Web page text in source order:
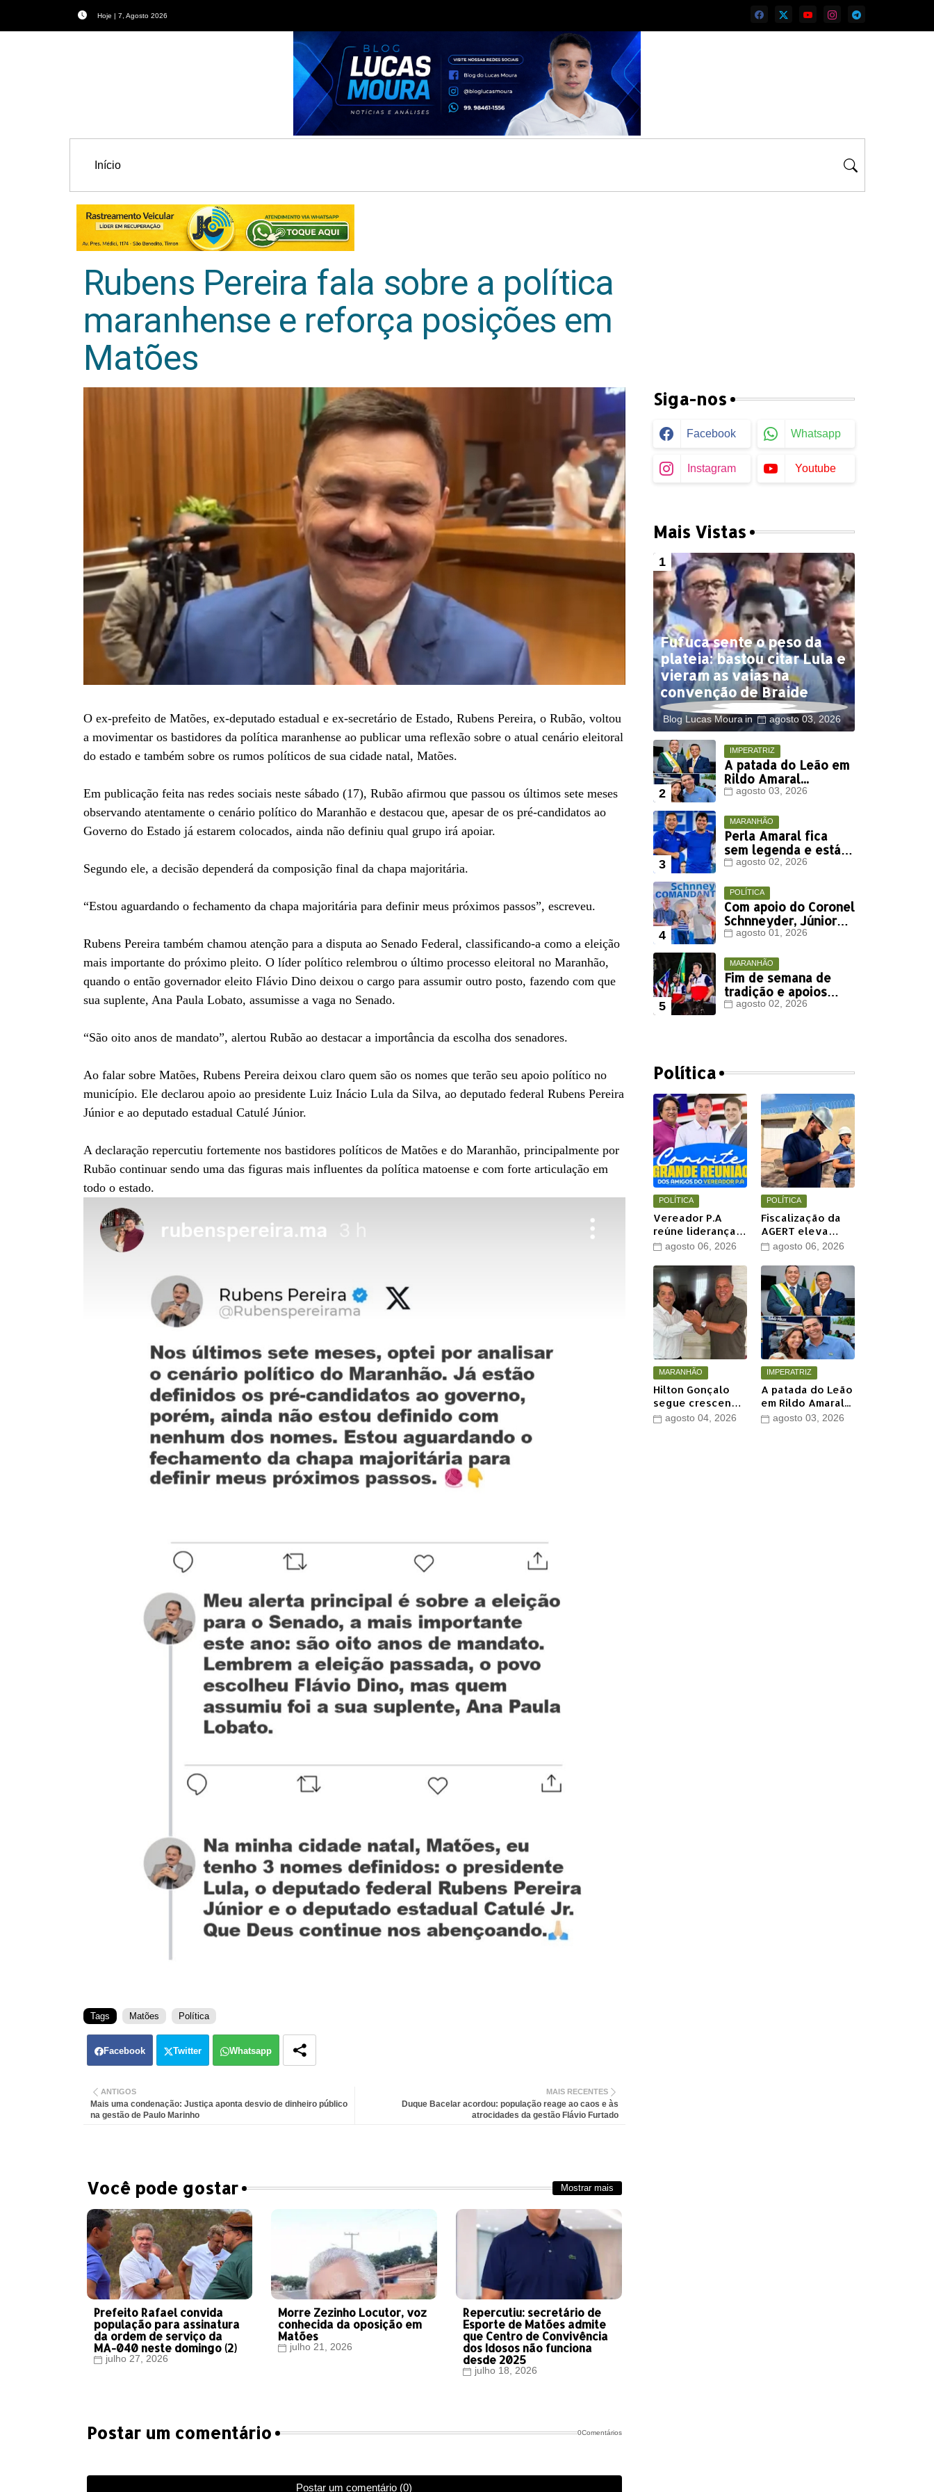
Hoje | 7, Agosto 2026
Início
Rubens Pereira fala sobre a política
maranhense e reforça posições em
Matões
O ex-prefeito de Matões, ex-deputado estadual e ex-secretário de Estado, Rubens Pereira, o Rubão, voltou
a movimentar os bastidores da política maranhense ao publicar uma reflexão sobre o atual cenário eleitoral
do estado e também sobre os rumos políticos de sua cidade natal, Matões.
Em publicação feita nas redes sociais neste sábado (17), Rubão afirmou que passou os últimos sete meses
observando atentamente o cenário político do Maranhão e destacou que, apesar de os pré-candidatos ao
Governo do Estado já estarem colocados, ainda não definiu qual grupo irá apoiar.
Segundo ele, a decisão dependerá da composição final da chapa majoritária.
“Estou aguardando o fechamento da chapa majoritária para definir meus próximos passos”, escreveu.
Rubens Pereira também chamou atenção para a disputa ao Senado Federal, classificando-a como a eleição
mais importante do próximo pleito. O líder político relembrou o último processo eleitoral no Maranhão,
quando o então governador eleito Flávio Dino deixou o cargo para assumir outro posto, fazendo com que
sua suplente, Ana Paula Lobato, assumisse a vaga no Senado.
“São oito anos de mandato”, alertou Rubão ao destacar a importância da escolha dos senadores.
Ao falar sobre Matões, Rubens Pereira deixou claro quem são os nomes que terão seu apoio político no
município. Ele declarou apoio ao presidente Luiz Inácio Lula da Silva, ao deputado federal Rubens Pereira
Júnior e ao deputado estadual Catulé Júnior.
A declaração repercutiu fortemente nos bastidores políticos de Matões e do Maranhão, principalmente por
Rubão continuar sendo uma das figuras mais influentes da política matoense e com forte articulação em
todo o estado.
Tags Matões Política
Facebook Twitter Whatsapp
MAIS RECENTES
Duque Bacelar acordou: população reage ao caos e às
atrocidades da gestão Flávio Furtado
ANTIGOS
Mais uma condenação: Justiça aponta desvio de dinheiro público
na gestão de Paulo Marinho
Você pode gostar Mostrar mais
Prefeito Rafael convida
população para assinatura
da ordem de serviço da
MA-040 neste domingo (2)
julho 27, 2026
Morre Zezinho Locutor, voz
conhecida da oposição em
Matões
julho 21, 2026
Repercutiu: secretário de
Esporte de Matões admite
que Centro de Convivência
dos Idosos não funciona
desde 2025
julho 18, 2026
Postar um comentário 0Comentários
Postar um comentário (0)
Siga-nos
Facebook Whatsapp
Instagram Youtube
Mais Vistas
Fufuca sente o peso da
plateia: bastou citar Lula e
vieram as vaias na
convenção de Braide
Blog Lucas Moura agosto 03, 2026
IMPERATRIZ
A patada do Leão em
Rildo Amaral...
agosto 03, 2026
MARANHÃO
Perla Amaral fica
sem legenda e está
fora da disputa
agosto 02, 2026
POLÍTICA
Com apoio do Coronel
Schnneyder, Júnior
Viana deve ter
em Timon
agosto 01, 2026
MARANHÃO
Fim de semana de
tradição e apoios
políticos marca
agosto 02, 2026
Política
POLÍTICA
Vereador P.A
reúne lideranças
e apoiadores em
político neste
sábado em Timon
agosto 06, 2026
POLÍTICA
Fiscalização da
AGERT eleva
qualidade das
asfálticas
realizadas pela
Águas de Timon
agosto 06, 2026
MARANHÃO
Hilton Gonçalo
segue crescendo
e conquista apoio
agosto 04, 2026
IMPERATRIZ
A patada do Leão
em Rildo Amaral...
agosto 03, 2026